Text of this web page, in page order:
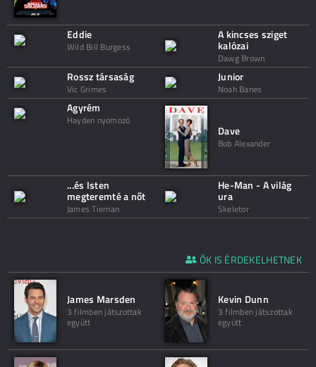
Eddie
Wild Bill Burgess
A kincses sziget
kalózai
Dawg Brown
Rossz társaság
Vic Grimes
Junior
Noah Banes
Agyrém
Hayden nyomozó
Dave
Bob Alexander
...és Isten
megteremté a nőt
James Tiernan
He-Man - A világ
ura
Skeletor
ŐK IS ÉRDEKELHETNEK
James Marsden
3 filmben játszottak
együtt
Kevin Dunn
3 filmben játszottak
együtt